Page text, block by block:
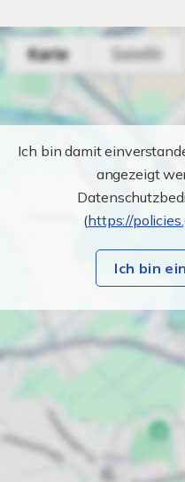
Ich bin damit
angezeigt
(https://
Ich bin